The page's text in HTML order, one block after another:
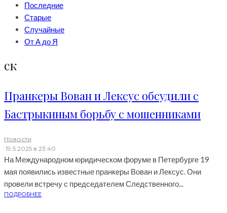
Последние
Старые
Случайные
От А до Я
ск
Пранкеры Вован и Лексус обсудили с
Бастрыкиным борьбу с мошенниками
Новости
·19.5.2025 в 23:40
На Международном юридическом форуме в Петербурге 19
мая появились известные пранкеры Вован и Лексус. Они
провели встречу с председателем Следственного...
ПОДРОБНЕЕ